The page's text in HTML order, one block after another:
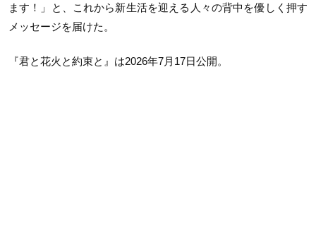
ます！」と、これから新生活を迎える人々の背中を優しく押す
メッセージを届けた。
『君と花火と約束と』は2026年7月17日公開。